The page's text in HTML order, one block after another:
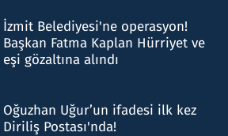
İzmit Belediyesi'ne operasyon!
Başkan Fatma Kaplan Hürriyet ve
eşi gözaltına alındı
Oğuzhan Uğur’un ifadesi ilk kez
Diriliş Postası'nda!